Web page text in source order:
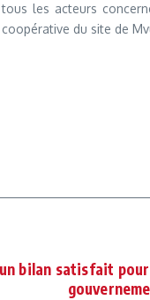
les acteurs
du site de
bilan satisfait